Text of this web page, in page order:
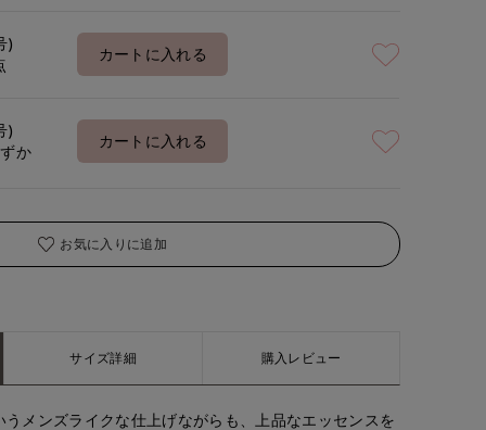
)
カートに入れる
)
か
カートに入れる
お気に入りに追加
サイズ詳細 購入レビュー
メンズライクな仕上げながらも、上品なエッセンスを